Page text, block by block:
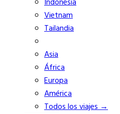
Vietnam
Tailandia
Asia
África
Europa
América
Todos los viajes →